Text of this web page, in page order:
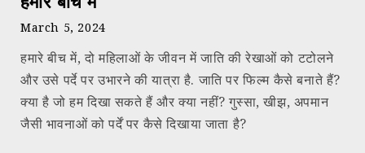
March 5, 2024
हमारे बीच में, दो महिलाओं के जीवन में जाति की रेखाओं को टटोलने
और उसे पर्दे पर उभारने की यात्रा है. जाति पर फिल्म कैसे बनाते हैं?
क्या है जो हम दिखा सकते हैं और क्या नहीं? गुस्सा, खीझ, अपमान
जैसी भावनाओं को पर्दें पर कैसे दिखाया जाता है?